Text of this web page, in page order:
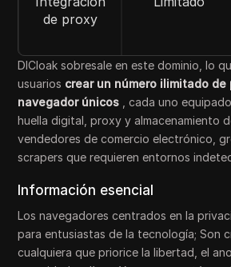
de proxy
DICloak sobresale en este dominio, lo
usuarios crear un número ilimitado
navegador únicos
, cada uno
huella digital, proxy y almacenamiento
vendedores de comercio electrónico,
scrapers que requieren entornos
Información esencial
Los navegadores centrados en la
para entusiastas de la tecnología; Son
cualquiera que priorice la libertad, el